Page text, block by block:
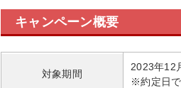
キャンペーン概要
対象期間
2023年12
※約定日